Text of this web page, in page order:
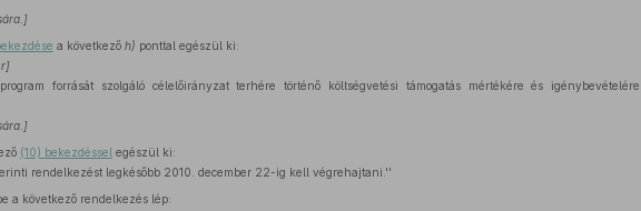
a következő h) ponttal egészül ki:
forrását szolgáló célelőirányzat terhére történő költségvetési támogatás mértékére és igénybevételére
(10) bekezdéssel egészül ki:
rendelkezést legkésőbb 2010. december 22-ig kell végrehajtani.''
a következő rendelkezés lép: